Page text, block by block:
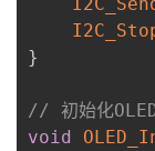
}
// 初始化
void